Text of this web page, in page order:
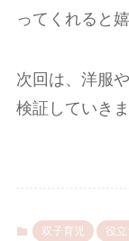
ってくれると
次回は、洋服
検証していきま
双子育児 役立